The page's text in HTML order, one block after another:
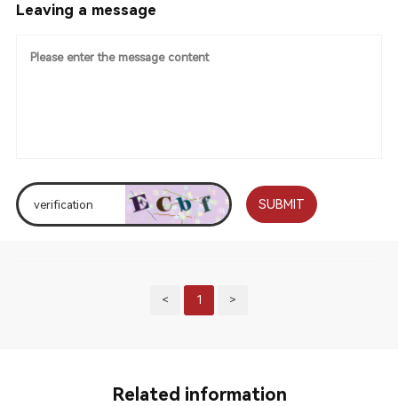
Leaving a message
SUBMIT
< 1 >
Related information